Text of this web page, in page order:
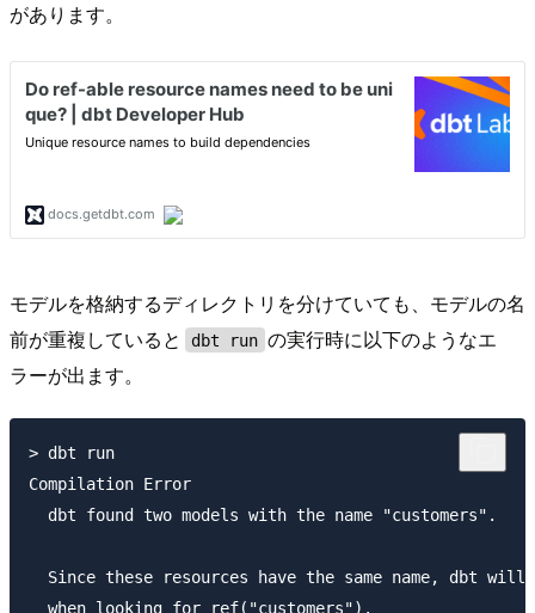
があります。
モデルを格納するディレクトリを分けていても、モデルの名
前が重複していると
dbt run の実行時に以下のようなエ
ラーが出ます。
> dbt run
Compilation Error
  dbt found two models with the name "customers".
Since these resources have the same name, dbt
  when looking for ref("customers").